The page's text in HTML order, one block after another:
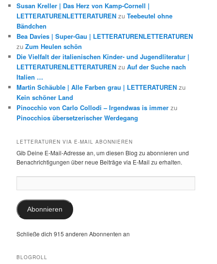
Susan Kreller | Das Herz von Kamp-Cornell |
LETTERATURENLETTERATUREN zuTeebeutel ohne
Bändchen
Bea Davies | Super-Gau | LETTERATURENLETTERATUREN
zuZum Heulen schön
Die Vielfalt der italienischen Kinder- und Jugendliteratur |
LETTERATURENLETTERATUREN zuAuf der Suche nach
Italien …
Martin Schäuble | Alle Farben grau | LETTERATUREN zu
Kein schöner Land
Pinocchio von Carlo Collodi – Irgendwas is immer zu
Pinocchios übersetzerischer Werdegang
LETTERATUREN VIA E-MAIL ABONNIEREN
Gib Deine E-Mail-Adresse an, um diesen Blog zu abonnieren und
Benachrichtigungen über neue Beiträge via E-Mail zu erhalten.
Mail-
Adresse:
Abonnieren
Schließe dich 915 anderen Abonnenten an
BLOGROLL